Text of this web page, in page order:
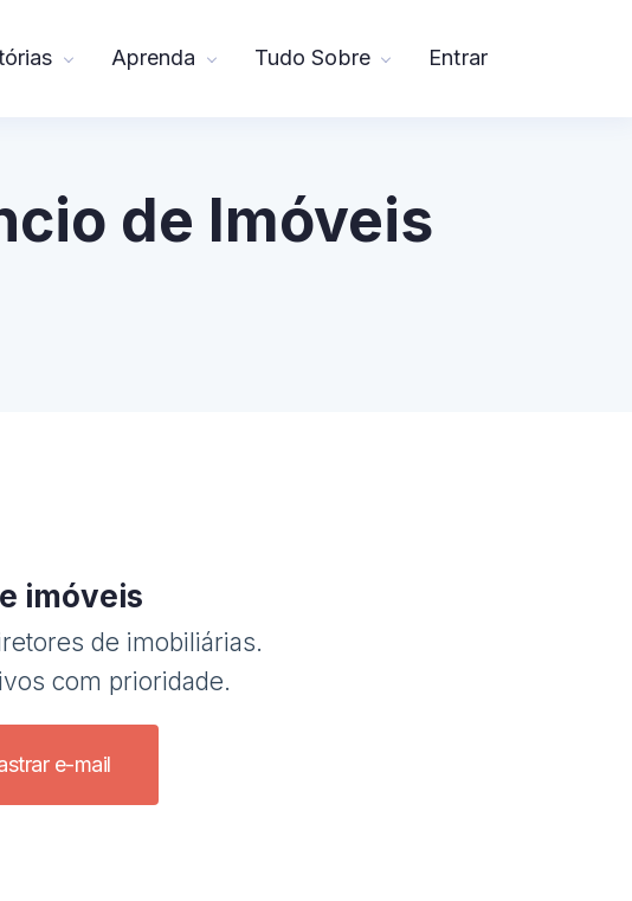
Aprenda Tudo Sobre Entrar
de Imóveis
imóveis
de imobiliárias.
com prioridade.
e-mail